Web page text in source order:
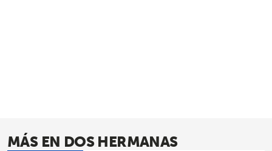
MÁS EN DOS HERMANAS